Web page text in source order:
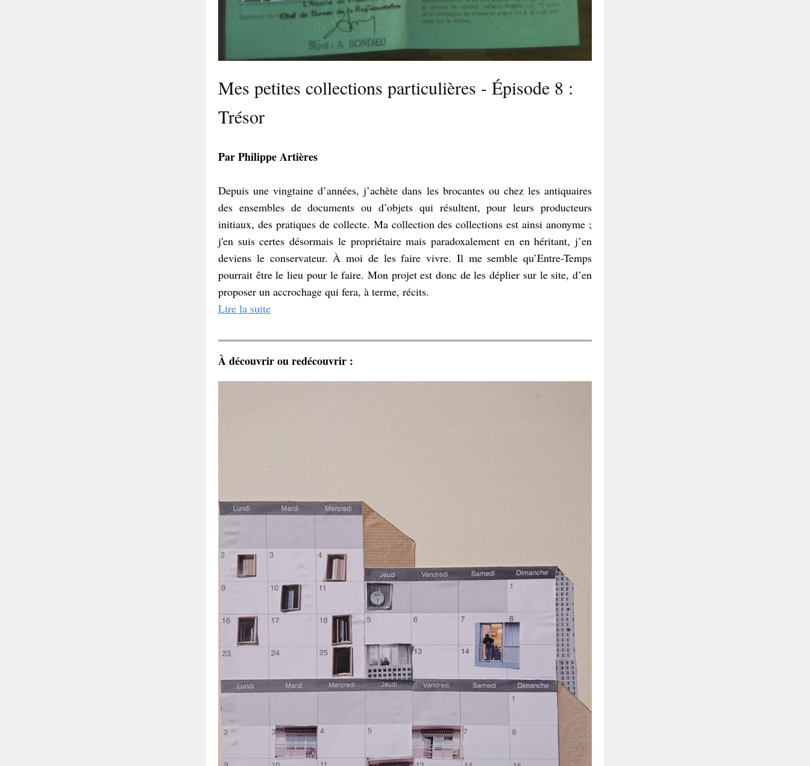
Mes petites collections particulières - Épisode 8 :
Trésor
Par Philippe Artières
Depuis une vingtaine d’années, j’achète dans les brocantes ou chez les antiquaires
des ensembles de documents ou d’objets qui résultent, pour leurs producteurs
initiaux, des pratiques de collecte. Ma collection des collections est ainsi anonyme ;
j'en suis certes désormais le propriétaire mais paradoxalement en en héritant, j’en
deviens le conservateur. À moi de les faire vivre. Il me semble qu’Entre-Temps
pourrait être le lieu pour le faire. Mon projet est donc de les déplier sur le site, d’en
proposer un accrochage qui fera, à terme, récits.
Lire la suite
À découvrir ou redécouvrir :